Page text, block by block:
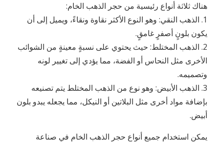
هناك ثلاثة أنواع رئيسية من حجر الذهب الخام:
1. الذهب النقي: وهو النوع الأكثر نقاوة ونقاءً، ويميل إلى أن
يكون بلونٍ أصفرٍ غامقٍ.
2. الذهب المختلط: حيث يحتوي على نسبةٍ معينةٍ من الشوائب
الأخرى مثل النحاس أو الفضة، مما يؤدي إلى تغيير لونه
وتصميمه.
3. الذهب الأبيض: وهو نوع من الذهب المختلط يتم تصنيعه
بإضافة مواد أخرى مثل البلاتين أو النيكل، مما يجعله يبدو بلون
أبيض.
يمكن استخدام جميع أنواع حجر الذهب الخام في صناعة